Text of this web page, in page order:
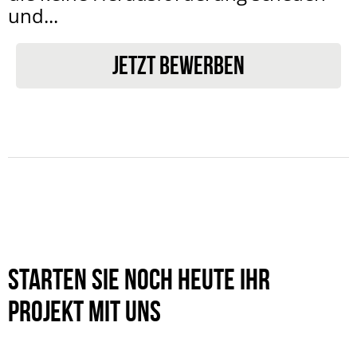
und...
JETZT BEWERBEN
Starten Sie noch heute Ihr
Projekt mit uns